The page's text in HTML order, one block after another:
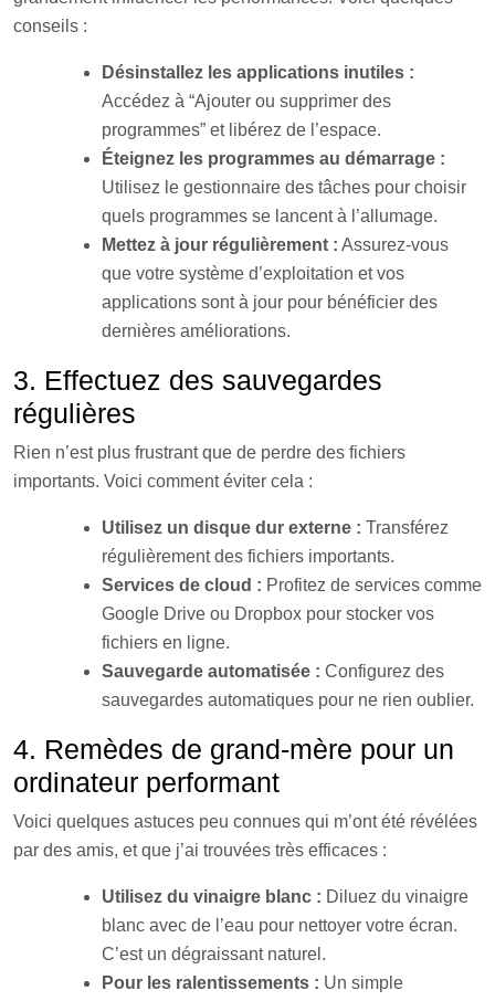
conseils :
Désinstallez les applications inutiles :
Accédez à “Ajouter ou supprimer des
programmes” et libérez de l’espace.
Éteignez les programmes au démarrage :
Utilisez le gestionnaire des tâches pour choisir
quels programmes se lancent à l’allumage.
Mettez à jour régulièrement : Assurez-vous
que votre système d’exploitation et vos
applications sont à jour pour bénéficier des
dernières améliorations.
3. Effectuez des sauvegardes
régulières
Rien n’est plus frustrant que de perdre des fichiers
importants. Voici comment éviter cela :
Utilisez un disque dur externe : Transférez
régulièrement des fichiers importants.
Services de cloud : Profitez de services comme
Google Drive ou Dropbox pour stocker vos
fichiers en ligne.
Sauvegarde automatisée : Configurez des
sauvegardes automatiques pour ne rien oublier.
4. Remèdes de grand-mère pour un
ordinateur performant
Voici quelques astuces peu connues qui m’ont été révélées
par des amis, et que j’ai trouvées très efficaces :
Utilisez du vinaigre blanc : Diluez du vinaigre
blanc avec de l’eau pour nettoyer votre écran.
C’est un dégraissant naturel.
Pour les ralentissements : Un simple